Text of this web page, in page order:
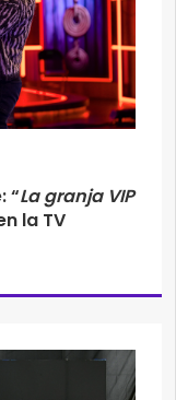
“La granja VIP
la TV